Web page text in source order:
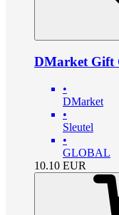
DMarket Gift
•
DMarket
•
Sleutel
•
GLOBAL
10.10 EUR